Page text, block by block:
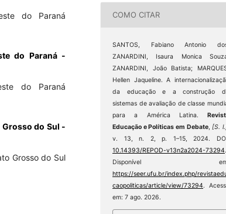
do Paraná
do Paraná -
do Paraná
Grosso do Sul -
Grosso do Sul
COMO CITAR
SANTOS, Fabiano Antonio
ZANARDINI, Isaura Monica
ZANARDINI, João Batista;
Hellen Jaqueline. A
da educação e a construção
sistemas de avaliação de classe
para a América Latina.
Educação e Políticas em Debate, [S.
v. 13, n. 2, p. 1–15, 2024.
10.14393/REPOD-v13n2a2024-73294.
Disponível
https://seer.ufu.br/index.php/
caopoliticas/article/view/73294.
em: 7 ago. 2026.